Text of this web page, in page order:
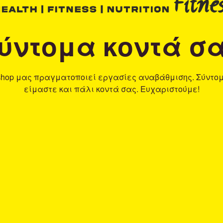
κοντά
μας πραγματοποιεί εργασίες αναβάθμισης.
είμαστε και πάλι κοντά σας. Ευχαριστούμε!